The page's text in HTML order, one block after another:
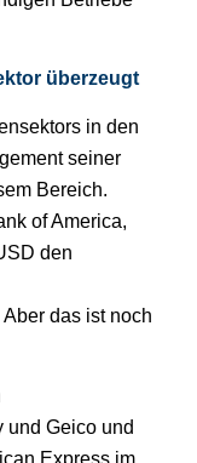
überzeugt
in den
seiner
Bereich.
of America,
den
das ist noch
und Geico und
Express im